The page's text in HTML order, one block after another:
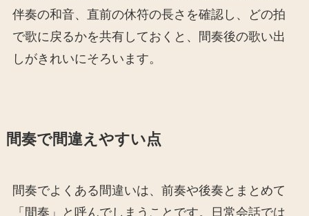
伴奏の和音、直前の休符の長さを確認し、どの拍
で歌に戻るかを共有しておくと、間奏後の歌い出
しがきれいにそろいます。
間奏で間違えやすい点
間奏でよくある間違いは、前奏や後奏とまとめて
「間奏」と呼んでしまうことです。日常会話では